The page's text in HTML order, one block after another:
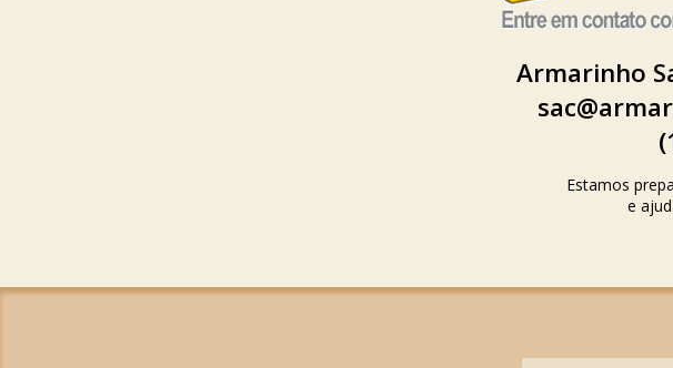
Armarinho
Estamos
e